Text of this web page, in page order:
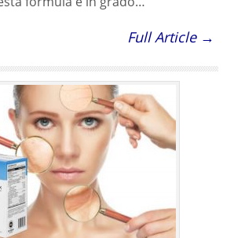
Full Article →